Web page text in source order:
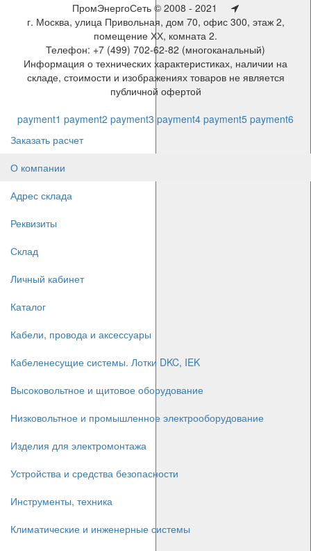
ПромЭнергоСеть © 2008 - 2021
г. Москва, улица Привольная, дом 70, офис 300, этаж 2,
помещение ХХ, комната 2.
Телефон: +7 (499) 702-62-82 (многоканальный)
Информация о технических характеристиках, наличии на
складе, стоимости и изображениях товаров не является
публичной офертой
payment1 payment2 payment3 payment4 payment5 payment6
Заказать расчет
О компании
Адрес склада
Реквизиты
Склад
Личный кабинет
Каталог
Кабели, провода и аксессуары
Кабеленесущие системы. Лотки DKC, IEK
Высоковольтное и щитовое оборудование
Низковольтное и промышленное электрооборудование
Изделия для электромонтажа
Устройства и средства безопасности
Инструменты, техника
Климатические и инженерные системы